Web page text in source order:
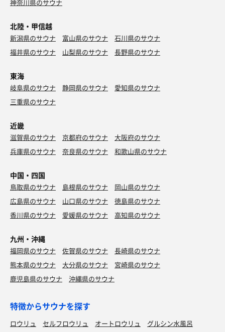
神奈川県のサウナ
北陸・甲信越
新潟県のサウナ 富山県のサウナ
石川県のサウナ
福井県のサウナ
山梨県のサウナ 長野県のサウナ
東海
岐阜県のサウナ 静岡県のサウナ
愛知県のサウナ
三重県のサウナ
近畿
滋賀県のサウナ 京都府のサウナ
大阪府のサウナ
兵庫県のサウナ
奈良県のサウナ 和歌山県のサウナ
中国・四国
鳥取県のサウナ 島根県のサウナ
岡山県のサウナ
広島県のサウナ
山口県のサウナ
徳島県のサウナ
香川県のサウナ
愛媛県のサウナ 高知県のサウナ
九州・沖縄
福岡県のサウナ 佐賀県のサウナ
長崎県のサウナ
熊本県のサウナ
大分県のサウナ
宮崎県のサウナ
鹿児島県のサウナ
沖縄県のサウナ
特徴からサウナを探す
ロウリュ セルフロウリュ オートロウリュ
グルシン水風呂